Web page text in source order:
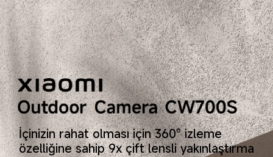
İçinizin rahat olması için 360° izleme
özelliğine sahip 9x çift lensli yakınlaştırma